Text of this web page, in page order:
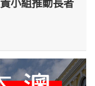
小組推動長者